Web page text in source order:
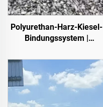
Polyurethan-Harz-Kiesel-
Bindungssystem |
Polyurethan für
Landschaftsgestaltung
und Dekoration